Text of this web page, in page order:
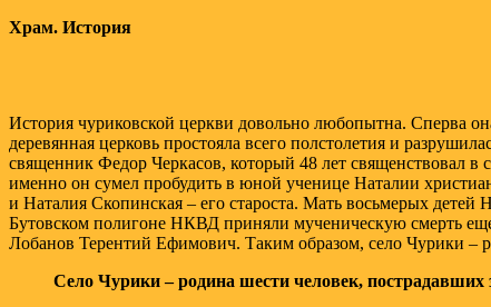
Храм. История
История чуриковской церкви довольно любопытна. Сперва
деревянная церковь простояла всего полстолетия и
священник Федор Черкасов, который 48 лет священствовал
именно он сумел пробудить в юной ученице Наталии
и Наталия Скопинская – его староста. Мать восьмерых
Бутовском полигоне НКВД приняли мученическую смерть
Лобанов Терентий Ефимович. Таким образом, село Чурики –
Село Чурики – родина шести человек, пострадавших